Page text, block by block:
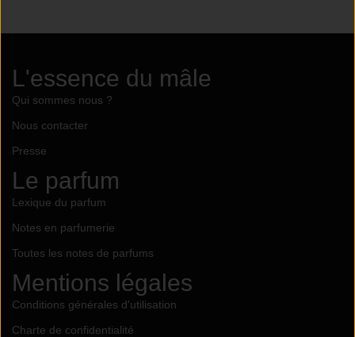
L'essence du mâle
Qui sommes nous ?
Nous contacter
Presse
Le parfum
Lexique du parfum
Notes en parfumerie
Toutes les notes de parfums
Mentions légales
Conditions générales d'utilisation
Charte de confidentialité